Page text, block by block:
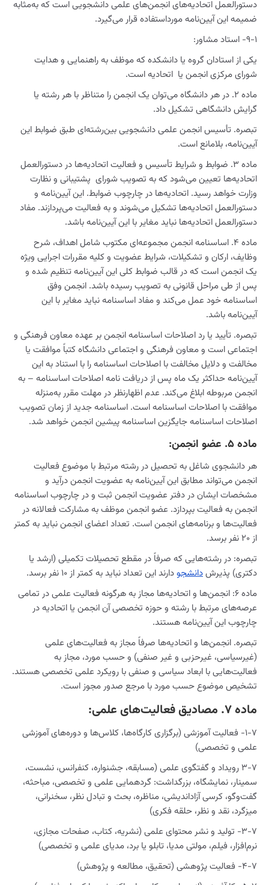
دستورالعمل اتحادیه‌های انجمن‌های علمی دانشجویی است که به‌مثابه
ضمیمه این آیین‌نامه مورداستفاده قرار می‌گیرد.
۹-۱- استاد مشاور:
یکی از استادان گروه یا دانشکده که موظف به راهنمایی و هدایت
شورای مرکزی انجمن یا اتحادیه است.
ماده ۲. در هر دانشگاه می‌توان یک انجمن را متناظر با هر رشته یا
گرایش دانشگاهی تشکیل داد.
تبصره. تأسیس انجمن علمی دانشجویی بین‌رشته‌ای طبق ضوابط این
آیین‌نامه، بلامانع است.
ماده ۳. ضوابط و شرایط تأسیس و فعالیت اتحادیه‌ها در دستورالعمل
اتحادیه‌ها تعیین می‌شود که به تصویب شورای پشتیبانی و نظارت
وزارت خواهد رسید. اتحادیه‌ها در چارچوب ضوابط. این آیین‌نامه و
دستورالعمل اتحادیه‌ها تشکیل می‌شوند و به فعالیت می‌پردازند. مفاد
دستورالعمل اتحادیه‌ها نباید مغایر با این آیین‌نامه باشد.
ماده ۴. اساسنامه انجمن مجموعه‌ای مکتوب شامل اهداف، شرح
وظایف، ارکان و تشکیلات، شرایط عضویت و کلیه مقررات اجرایی ویژه
یک انجمن است که در قالب ضوابط کلی این آیین‌نامه تنظیم شده و
پس از طی مراحل قانونی به تصویب رسیده باشد. انجمن وفق
اساسنامه خود عمل می‌کند و مفاد اساسنامه نباید مغایر با این
آیین‌نامه باشد.
تبصره. تأیید یا رد اصلاحات اساسنامه انجمن بر عهده معاون فرهنگی و
اجتماعی است و معاون فرهنگی و اجتماعی دانشگاه کتباً موافقت یا
مخالفت و دلایل مخالفت با اصلاحات اساسنامه را با استناد به این
آیین‌نامه حداکثر یک ماه پس از دریافت نامه اصلاحات اساسنامه – به
انجمن مربوطه ابلاغ می‌کند. عدم اظهارنظر در مهلت مقرر به‌منزله
موافقت با اصلاحات اساسنامه است. اساسنامه جدید از زمان تصویب
اصلاحات اساسنامه جایگزین اساسنامه پیشین انجمن خواهد شد.
ماده ۵. عضو انجمن:
هر دانشجوی شاغل به تحصیل در رشته مرتبط با موضوع فعالیت
انجمن می‌تواند مطابق این آیین‌نامه به عضویت انجمن درآید و
مشخصات ایشان در دفتر عضویت انجمن ثبت و در چارچوب اساسنامه
انجمن به فعالیت بپردازد. عضو انجمن موظف به مشارکت فعالانه در
فعالیت‌ها و برنامه‌های انجمن است. تعداد اعضای انجمن نباید به کمتر
از ۲۰ نفر برسد.
تبصره: در رشته‌هایی که صرفاً در مقطع تحصیلات تکمیلی (ارشد یا
دکتری) پذیرشدانشجودارند این تعداد نباید به کمتر از ۱۰ نفر برسد.
ماده ۶: انجمن‌ها و اتحادیه‌ها مجاز به هرگونه فعالیت علمی در تمامی
عرصه‌های مرتبط با رشته و حوزه تخصصی آن انجمن یا اتحادیه در
چارچوب این آیین‌نامه هستند.
تبصره. انجمن‌ها و اتحادیه‌ها صرفاً مجاز به فعالیت‌های علمی
(غیرسیاسی، غیرحزبی و غیر صنفی) و حسب مورد، مجاز به
فعالیت‌هایی با ابعاد سیاسی و صنفی با رویکرد علمی تخصصی هستند.
تشخیص موضوع حسب مورد با مرجع صدور مجوز است.
ماده ۷. مصادیق فعالیت‌های علمی:
۱-۷- فعالیت آموزشی (برگزاری کارگاه‌ها، کلاس‌ها و دوره‌های آموزشی
علمی و تخصصی)
۳-۷ رویداد و گفتگوی علمی (مسابقه، جشنواره، کنفرانس، نشست،
سمینار، نمایشگاه، بزرگداشت: گردهمایی علمی و تخصصی، مباحثه،
گفت‌وگو، کرسی آزاداندیشی، مناظره، بحث و تبادل نظر، سخنرانی،
میزگرد، نقد و نظر، حلقه فکری)
۳-۷- تولید و نشر محتوای علمی (نشریه، کتاب، صفحات مجازی،
نرم‌افزار، فیلم، مولتی مدیا، تابلو یا برد، مدیای علمی و تخصصی)
۴-۷- فعالیت پژوهشی (تحقیق، مطالعه و پژوهش)